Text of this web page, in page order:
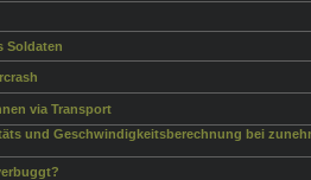
Soldaten
via Transport
und Geschwindigkeitsberechnung bei